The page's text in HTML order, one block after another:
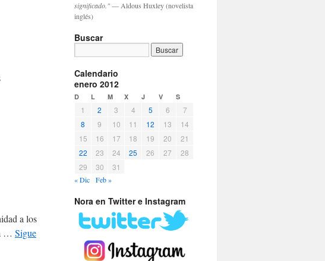
a los
… Sigue
significado."— Aldous Huxley (novelista
inglés)
Buscar
Calendario
enero 2012
D L M X J V S
1 2 3 4 5 6
7
8
9 10 11 12 13
14
15
16 17 18 19 20
21
22
23 24 25 26 27
28
29
30 31
« Dic Feb »
Nora en Twitter e Instagram